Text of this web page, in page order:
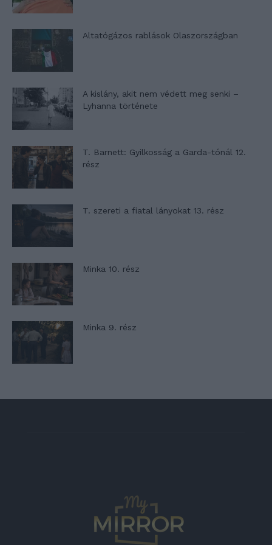
Altatógázos rablások Olaszországban
A kislány, akit nem védett meg senki –
Lyhanna története
T. Barnett: Gyilkosság a Garda-tónál 12.
rész
T. szereti a fiatal lányokat 13. rész
Minka 10. rész
Minka 9. rész